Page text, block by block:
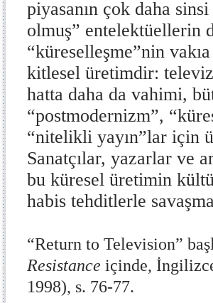
piyasanın çok daha
olmuş” entelektüellerin
“küreselleşme”nin
kitlesel üretimdir:
hatta daha da vahimi,
“postmodernizm”,
“nitelikli yayın”lar için
Sanatçılar, yazarlar ve
bu küresel üretimin
habis tehditlerle
“Return to Television”
Resistance içinde,
1998), s. 76-77.